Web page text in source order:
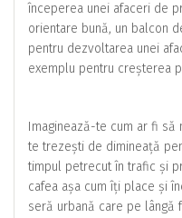
începerea unei afaceri de
orientare bună, un balcon
pentru dezvoltarea unei
exemplu pentru creșterea
Imaginează-te cum ar fi să
te trezești de dimineață
timpul petrecut în trafic și
cafea așa cum îți place și
seră urbană care pe lângă